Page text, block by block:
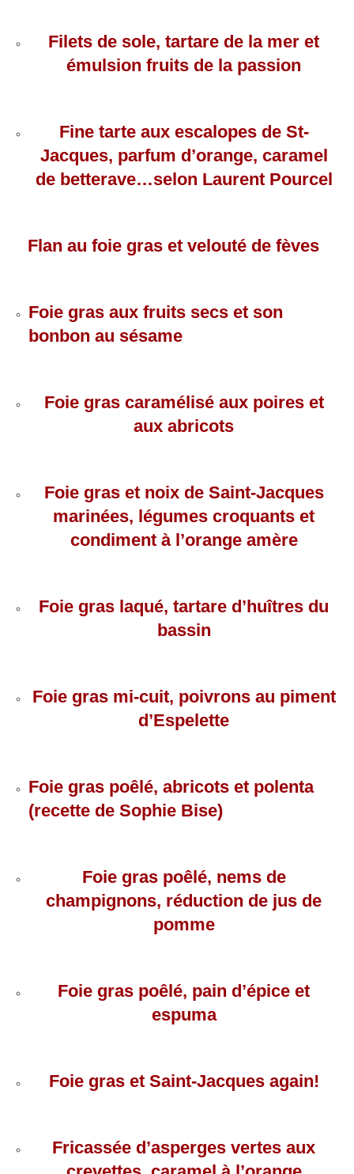
Filets de sole, tartare de la mer et
émulsion fruits de la passion
Fine tarte aux escalopes de St-
Jacques, parfum d’orange, caramel
de betterave…selon Laurent Pourcel
Flan au foie gras et velouté de fèves
Foie gras aux fruits secs et son
bonbon au sésame
Foie gras caramélisé aux poires et
aux abricots
Foie gras et noix de Saint-Jacques
marinées, légumes croquants et
condiment à l’orange amère
Foie gras laqué, tartare d’huîtres du
bassin
Foie gras mi-cuit, poivrons au piment
d’Espelette
Foie gras poêlé, abricots et polenta
(recette de Sophie Bise)
Foie gras poêlé, nems de
champignons, réduction de jus de
pomme
Foie gras poêlé, pain d’épice et
espuma
Foie gras et Saint-Jacques again!
Fricassée d’asperges vertes aux